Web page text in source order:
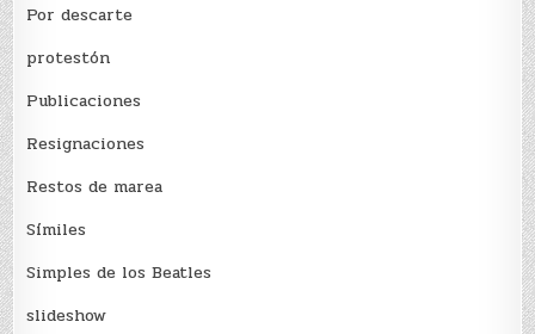
Por descarte
protestón
Publicaciones
Resignaciones
Restos de marea
Sí­miles
Simples de los Beatles
slideshow